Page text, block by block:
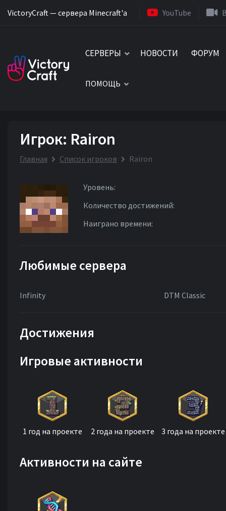
VictoryCraft — сервера Minecraft'a YouTube
СЕРВЕРЫ НОВОСТИ ФОРУМ
ПОМОЩЬ
Игрок: Rairon
Главная Список игроков Rairon
Уровень:
Количество достижений:
Наиграно времени:
Любимые сервера
Infinity DTM Classic
Достижения
Игровые активности
1 год на проекте 2 года на проекте 3 года на проекте
Активности на сайте